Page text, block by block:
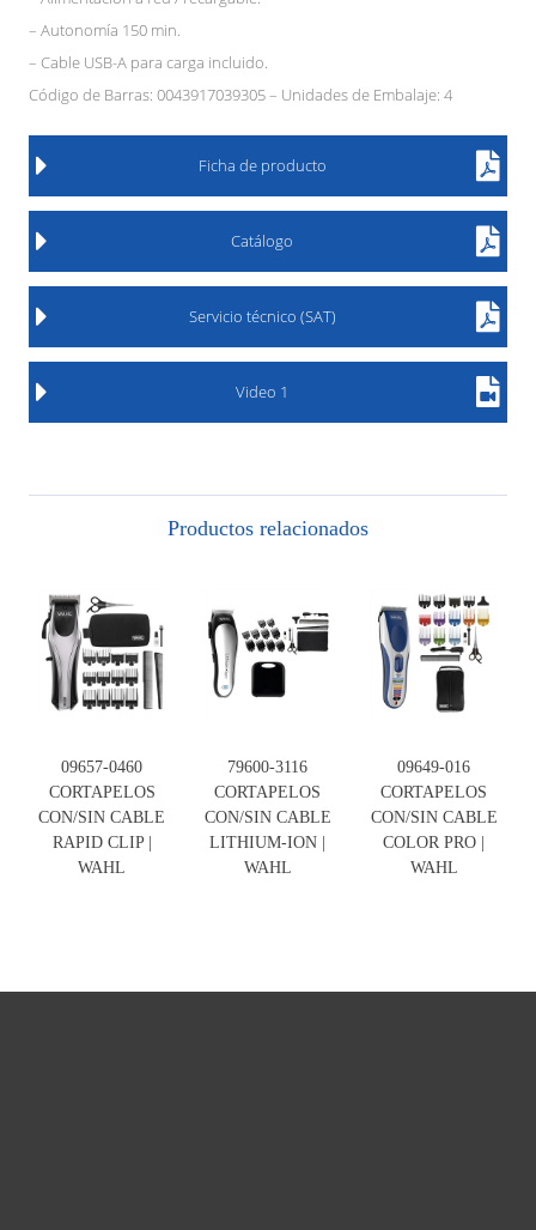
– Autonomía 150 min.
– Cable USB-A para carga incluido.
Código de Barras: 0043917039305 – Unidades de Embalaje: 4
Ficha de producto
Catálogo
Servicio técnico (SAT)
Video 1
Productos relacionados
09657-0460
CORTAPELOS
CON/SIN CABLE
RAPID CLIP |
WAHL
79600-3116
CORTAPELOS
CON/SIN CABLE
LITHIUM-ION |
WAHL
09649-016
CORTAPELOS
CON/SIN CABLE
COLOR PRO |
WAHL